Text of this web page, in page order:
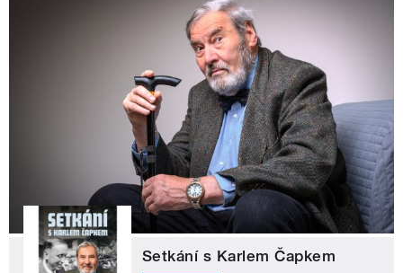
Setkání s Karlem Čapkem